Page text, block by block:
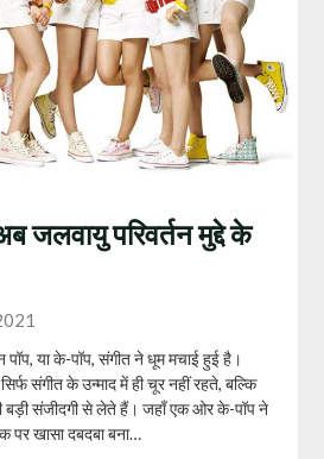
जलवायु परिवर्तन मुद्दे के
पॉप, या के-पॉप, संगीत ने धूम मचाई हुई है।
संगीत के उन्माद में ही चूर नहीं रहते, बल्कि
बड़ी संजीदगी से लेते हैं। जहाँ एक ओर के-पॉप ने
पर खासा दबदबा बना…